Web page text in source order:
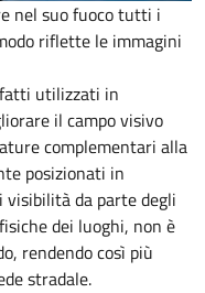
nel suo fuoco tutti i
riflette le immagini
utilizzati in
il campo visivo
complementari alla
posizionati in
visibilità da parte degli
dei luoghi, non è
rendendo così più
stradale.